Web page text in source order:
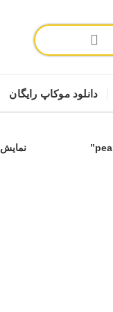
دانلود موکاپ رایگان
نمایش